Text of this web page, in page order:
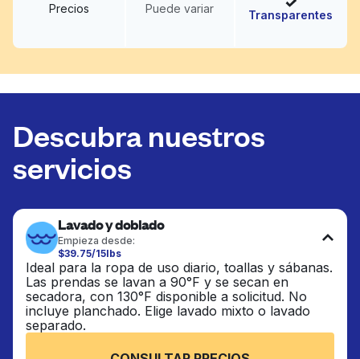
Precios Puede variar Transparentes
Descubra nuestros
servicios
Lavado y doblado
Empieza desde:
$39.75/15lbs
Ideal para la ropa de uso diario, toallas y sábanas.
Las prendas se lavan a 90°F y se secan en
secadora, con 130°F disponible a solicitud. No
incluye planchado. Elige lavado mixto o lavado
separado.